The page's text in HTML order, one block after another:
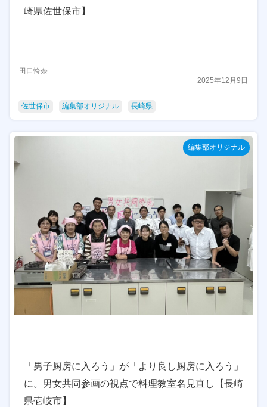
崎県佐世保市】
田口怜奈
2025年12月9日
佐世保市 編集部オリジナル 長崎県
編集部オリジナル
「男子厨房に入ろう」が「より良し厨房に入ろう」
に。男女共同参画の視点で料理教室名見直し【長崎
県壱岐市】